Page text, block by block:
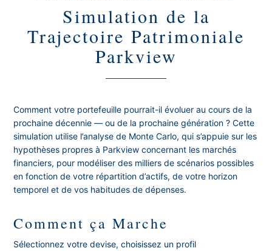
Simulation de la
Trajectoire Patrimoniale
Parkview
Comment votre portefeuille pourrait-il évoluer au cours de la
prochaine décennie — ou de la prochaine génération ? Cette
simulation utilise l’analyse de Monte Carlo, qui s’appuie sur les
hypothèses propres à Parkview concernant les marchés
financiers, pour modéliser des milliers de scénarios possibles
en fonction de votre répartition d’actifs, de votre horizon
temporel et de vos habitudes de dépenses.
Comment ça Marche
Sélectionnez votre devise, choisissez un profil